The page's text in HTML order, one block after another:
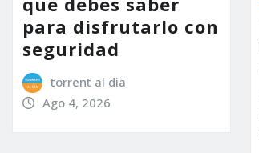
para disfrutarlo con
seguridad
torrent al dia
Ago 4, 2026